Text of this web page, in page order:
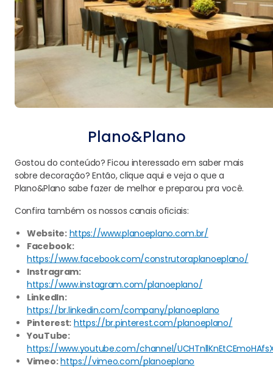
Plano&Plano
Gostou do conteúdo? Ficou interessado em saber mais
sobre decoração? Então, clique aqui e veja o que a
Plano&Plano sabe fazer de melhor e preparou pra você.
Confira também os nossos canais oficiais:
Website: https://www.planoeplano.com.br/
Facebook:
https://www.facebook.com/construtoraplanoeplano/
Instragram:
https://www.instagram.com/planoeplano/
LinkedIn:
https://br.linkedin.com/company/planoeplano
Pinterest: https://br.pinterest.com/planoeplano/
YouTube:
https://www.youtube.com/channel/
Vimeo:https://vimeo.com/planoeplano